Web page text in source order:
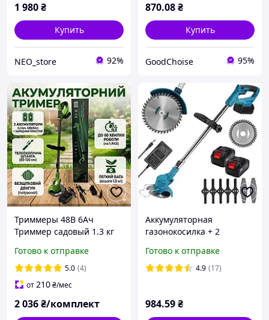
1 980₴
Купить
NEO_store 92%
870.08₴
Купить
GoodChoise 95%
Триммеры 48В 6Ач
Триммер садовый 1.3 кг
2 акб Триммер для травы
(Аккумуляторная коса с
акб и зарядным)
Готово к отправке
5.0 (4)
от210₴/мес
2 036₴/комплект
Аккумуляторная
газонокосилка + 2
mower / Беспроводной
триммер для травы
Готово к отправке
4.9 (17)
984.59₴